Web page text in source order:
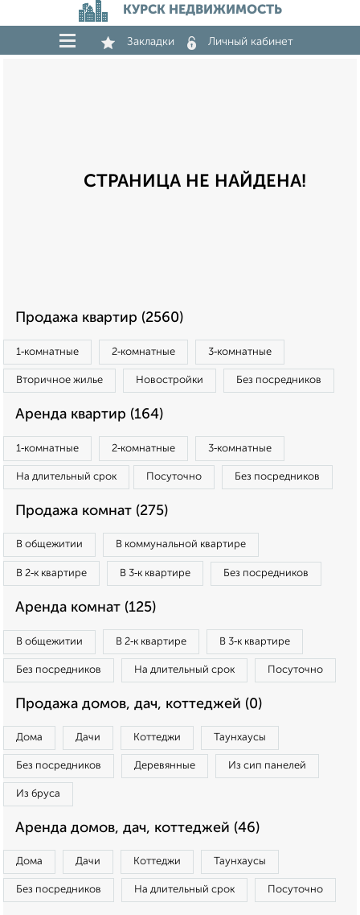
КУРСК НЕДВИЖИМОСТЬ
Закладки Личный кабинет
СТРАНИЦА НЕ НАЙДЕНА!
Продажа квартир (2560)
1‑комнатные 2‑комнатные 3‑комнатные
Вторичное жилье Новостройки Без посредников
Аренда квартир (164)
1‑комнатные 2‑комнатные 3‑комнатные
На длительный срок Посуточно Без посредников
Продажа комнат (275)
В общежитии В коммунальной квартире
В 2‑к квартире В 3‑к квартире Без посредников
Аренда комнат (125)
В общежитии В 2‑к квартире В 3‑к квартире
Без посредников На длительный срок Посуточно
Продажа домов, дач, коттеджей (0)
Дома Дачи Коттеджи Таунхаусы
Без посредников Деревянные Из сип панелей
Из бруса
Аренда домов, дач, коттеджей (46)
Дома Дачи Коттеджи Таунхаусы
Без посредников На длительный срок Посуточно